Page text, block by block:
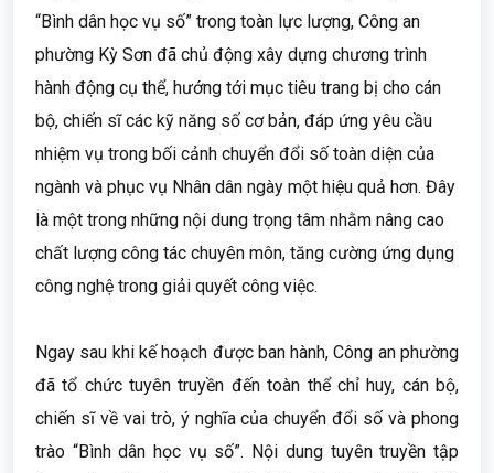
“Bình dân học vụ số” trong toàn lực lượng, Công an
phường Kỳ Sơn đã chủ động xây dựng chương trình
hành động cụ thể, hướng tới mục tiêu trang bị cho cán
bộ, chiến sĩ các kỹ năng số cơ bản, đáp ứng yêu cầu
nhiệm vụ trong bối cảnh chuyển đổi số toàn diện của
ngành và phục vụ Nhân dân ngày một hiệu quả hơn. Đây
là một trong những nội dung trọng tâm nhằm nâng cao
chất lượng công tác chuyên môn, tăng cường ứng dụng
công nghệ trong giải quyết công việc.
Ngay sau khi kế hoạch được ban hành, Công an phường
đã tổ chức tuyên truyền đến toàn thể chỉ huy, cán bộ,
chiến sĩ về vai trò, ý nghĩa của chuyển đổi số và phong
trào “Bình dân học vụ số”. Nội dung tuyên truyền tập